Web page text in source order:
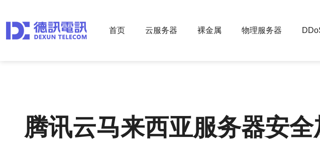
首页 云服务器 裸金属 物理服务器
腾讯云马来西亚服务器安